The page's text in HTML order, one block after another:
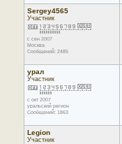
Sergey4565
Участник
с сен 2007
Москва
Сообщений: 2485
урал
Участник
с окт 2007
уральский регион
Сообщений: 1863
Legion
Участник